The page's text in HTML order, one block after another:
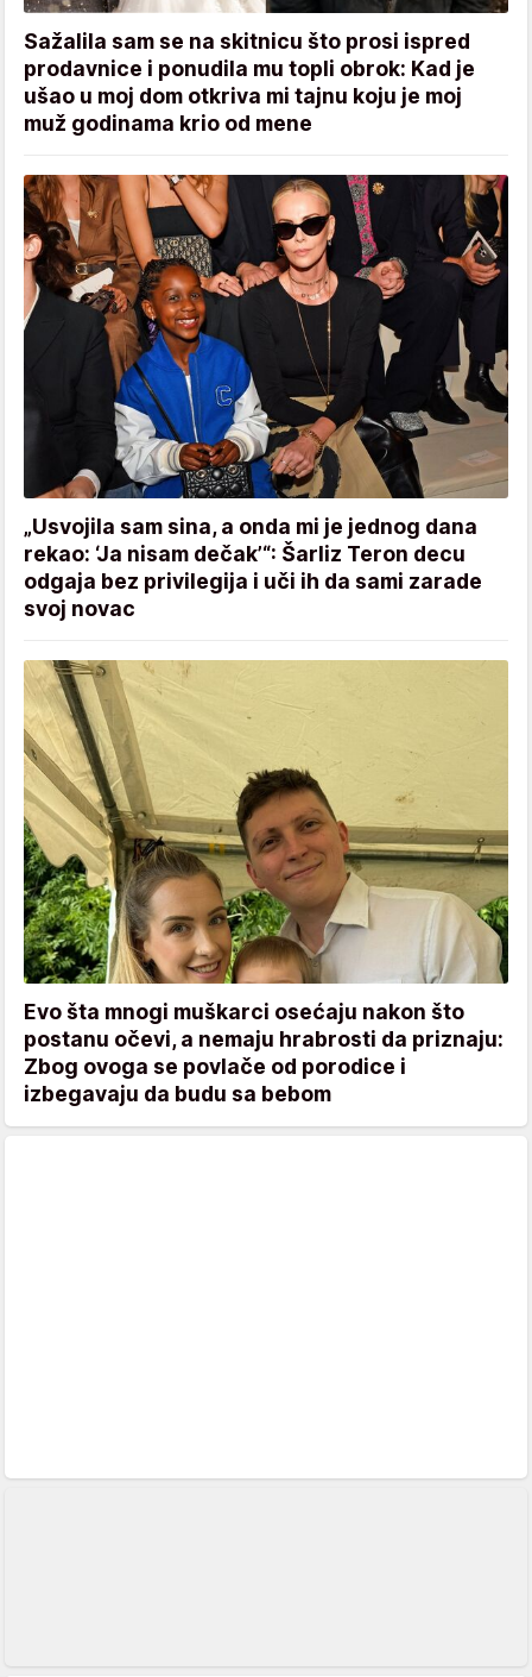
Sažalila sam se na skitnicu što prosi ispred
prodavnice i ponudila mu topli obrok: Kad je
ušao u moj dom otkriva mi tajnu koju je moj
muž godinama krio od mene
„Usvojila sam sina, a onda mi je jednog dana
rekao: ‘Ja nisam dečak’“: Šarliz Teron decu
odgaja bez privilegija i uči ih da sami zarade
svoj novac
Evo šta mnogi muškarci osećaju nakon što
postanu očevi, a nemaju hrabrosti da priznaju:
Zbog ovoga se povlače od porodice i
izbegavaju da budu sa bebom